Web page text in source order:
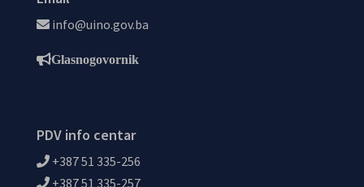
info@uino.gov.ba
Glasnogovornik
PDV info centar
+387 51 335-256
+387 51 335-257